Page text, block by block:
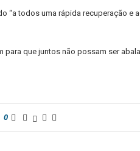
“a todos uma rápida recuperação e
que juntos não possam ser
0